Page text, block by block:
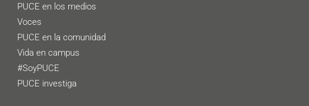
PUCE en los medios
Voces
PUCE en la comunidad
Vida en campus
#SoyPUCE
PUCE investiga